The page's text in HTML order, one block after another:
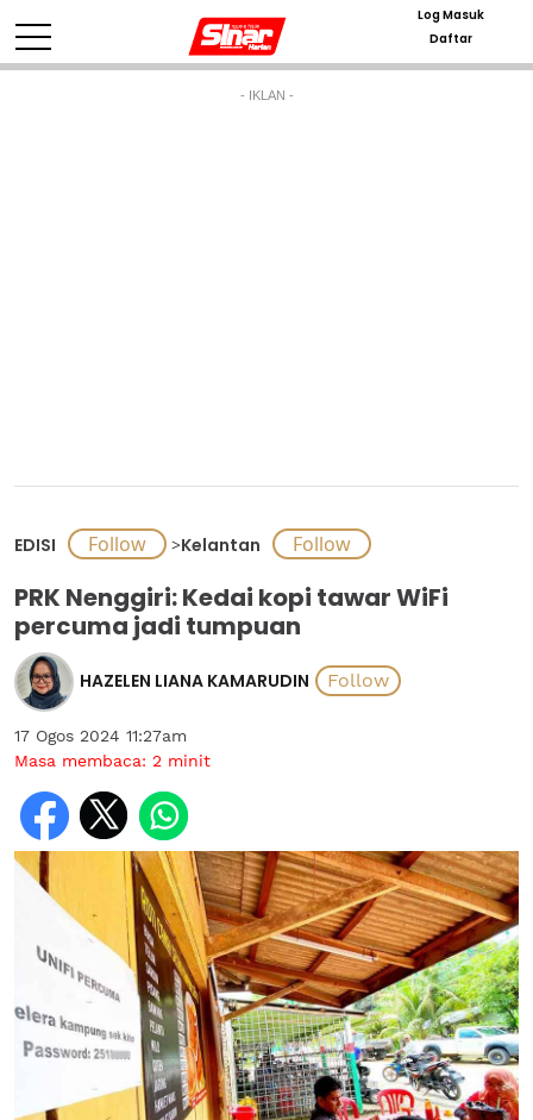
Log Masuk
Daftar
- IKLAN -
EDISI >Kelantan
PRK Nenggiri: Kedai kopi tawar WiFi
percuma jadi tumpuan
HAZELEN LIANA KAMARUDIN
17 Ogos 2024 11:27am
Masa membaca: 2 minit